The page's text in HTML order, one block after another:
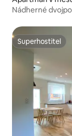
Nádherné
Superhostiteľ
Superhostiteľ